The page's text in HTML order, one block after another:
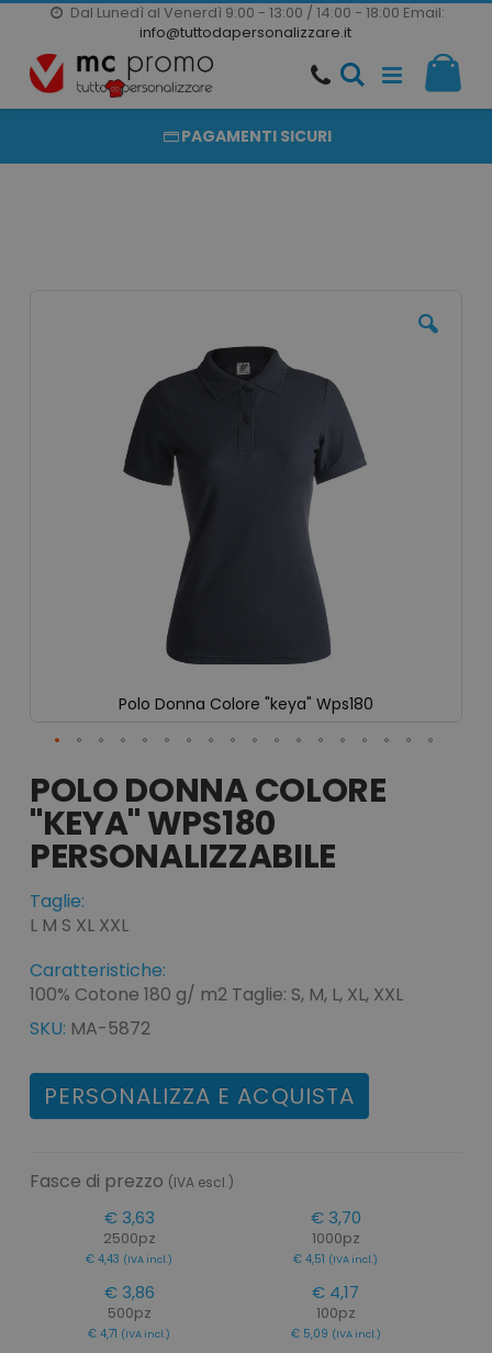
Dal Lunedì al Venerdì 9:00 - 13:00 / 14:00 - 18:00 Email:
info@tuttodapersonalizzare.it
Salta
al
contenuto
20000 PRODOTTI
PRODOTTI COMPLETAMENTE PERSONALIZZABILI
PAGAMENTI SICURI
Polo Donna Colore "keya" Wps180
all'inizio
della
galleria
immagini
POLO DONNA COLORE
"KEYA" WPS180
Taglie:
L M S XL XXL
Caratteristiche:
100% Cotone 180 g/ m2 Taglie: S, M, L, XL, XXL
SKU: MA-5872
PERSONALIZZA E ACQUISTA
Fasce di prezzo (IVA escl.)
€ 3,63
2500pz
€ 4,43 (IVA incl.)
€ 3,70
1000pz
€ 4,51 (IVA incl.)
€ 3,86
500pz
€ 4,71 (IVA incl.)
€ 4,17
100pz
€ 5,09 (IVA incl.)